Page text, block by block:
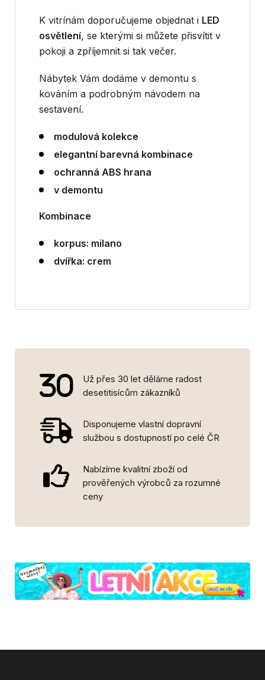
K vitrínám doporučujeme objednat i LED
osvětlení, se kterými si můžete přisvítit v
pokoji a zpříjemnit si tak večer.
Nábytek Vám dodáme v demontu s
kováním a podrobným návodem na
sestavení.
modulová kolekce
elegantní barevná kombinace
ochranná ABS hrana
v demontu
Kombinace
korpus: milano
dvířka: crem
Už přes 30 let děláme radost
desetitisícům zákazníků
Disponujeme vlastní dopravní
službou s dostupností po celé ČR
Nabízíme kvalitní zboží od
prověřených výrobců za rozumné
ceny